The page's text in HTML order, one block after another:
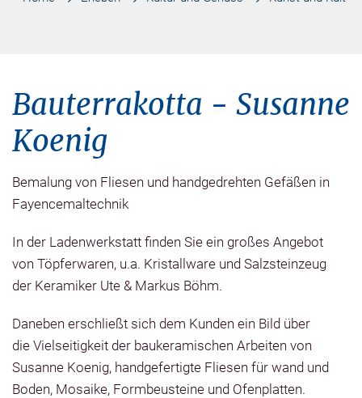
Bauterrakotta - Susanne
Koenig
Bemalung von Fliesen und handgedrehten Gefäßen in
Fayencemaltechnik
In der Ladenwerkstatt finden Sie ein großes Angebot
von Töpferwaren, u.a. Kristallware und Salzsteinzeug
der Keramiker Ute & Markus Böhm.
Daneben erschließt sich dem Kunden ein Bild über
die Vielseitigkeit der baukeramischen Arbeiten von
Susanne Koenig, handgefertigte Fliesen für wand und
Boden, Mosaike, Formbeusteine und Ofenplatten.